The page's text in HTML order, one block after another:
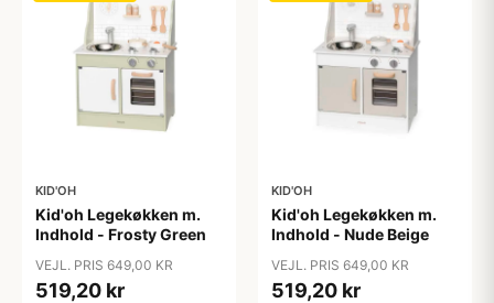
KID'OH
Kid'oh Legekøkken m.
Indhold - Frosty Green
VEJL. PRIS 649,00 KR
519,20 kr
KID'OH
Kid'oh Legekøkken m.
Indhold - Nude Beige
VEJL. PRIS 649,00 KR
519,20 kr